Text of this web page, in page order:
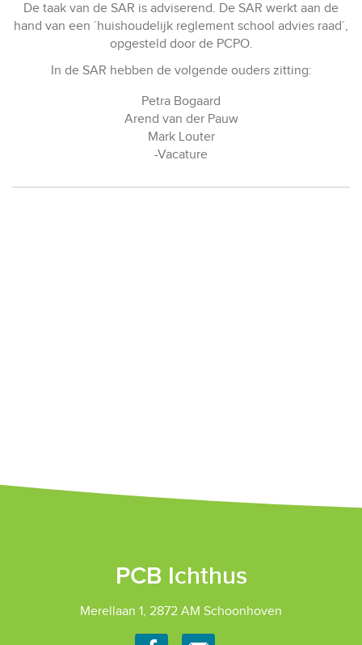
De taak van de SAR is adviserend. De SAR werkt aan de
hand van een ´huishoudelijk reglement school advies raad´,
opgesteld door de PCPO.
In de SAR hebben de volgende ouders zitting:
Petra Bogaard
Arend van der Pauw
Mark Louter
-Vacature
PCB Ichthus
Merellaan 1, 2872 AM Schoonhoven